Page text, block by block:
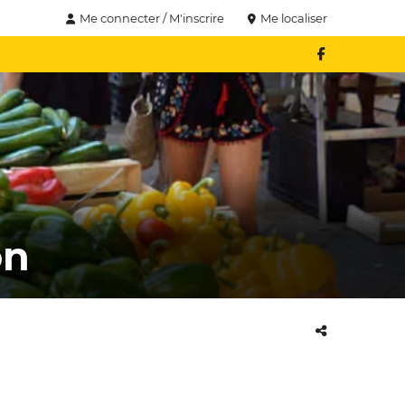
Me connecter / M'inscrire Me localiser